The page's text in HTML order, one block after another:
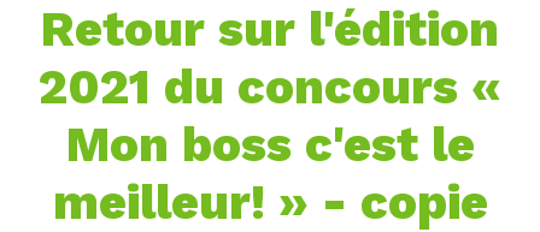
Retour sur l'édition
2021 du concours «
Mon boss c'est le
meilleur! » - copie